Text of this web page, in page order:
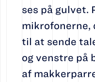
ses på gulvet.
mikrofonerne,
til at sende
og venstre på
af